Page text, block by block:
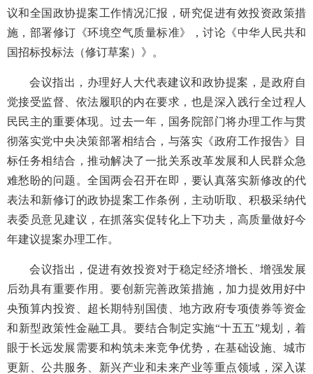
议和全国政协提案工作情况汇报，研究促进有效投资政策措
施，部署修订《环境空气质量标准》，讨论《中华人民共和
国招标投标法（修订草案）》。
会议指出，办理好人大代表建议和政协提案，是政府自
觉接受监督、依法履职的内在要求，也是深入践行全过程人
民民主的重要体现。过去一年，国务院部门将办理工作与贯
彻落实党中央决策部署相结合，与落实《政府工作报告》目
标任务相结合，推动解决了一批关系改革发展和人民群众急
难愁盼的问题。全国两会召开在即，要认真落实新修改的代
表法和新修订的政协提案工作条例，主动听取、积极采纳代
表委员意见建议，在抓落实促转化上下功夫，高质量做好今
年建议提案办理工作。
会议指出，促进有效投资对于稳定经济增长、增强发展
后劲具有重要作用。要创新完善政策措施，加力提效用好中
央预算内投资、超长期特别国债、地方政府专项债券等资金
和新型政策性金融工具。要结合制定实施“十五五”规划，着
眼于长远发展需要和构筑未来竞争优势，在基础设施、城市
更新、公共服务、新兴产业和未来产业等重点领域，深入谋